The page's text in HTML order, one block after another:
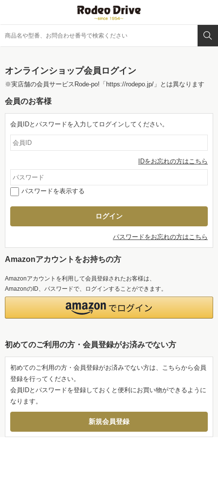
オンラインショップ会員ログイン
※実店舗の会員サービスRode-po! 「https://rodepo.jp/」 とは異なります
会員のお客様
会員IDとパスワードを入力してログインしてください。
IDをお忘れの方はこちら
パスワードを表示する
パスワードをお忘れの方はこちら
Amazonアカウントをお持ちの方
Amazonアカウントを利用して会員登録されたお客様は、
AmazonのID、パスワードで、ログインすることができます。
初めてのご利用の方・会員登録がお済みでない方
初めてのご利用の方・会員登録がお済みでない方は、こちらから会員
登録を行ってください。
会員IDとパスワードを登録しておくと便利にお買い物ができるように
なります。